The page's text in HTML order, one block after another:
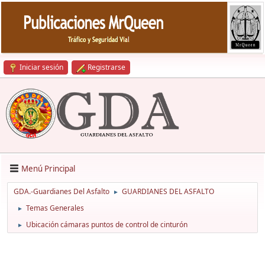
Iniciar sesión Registrarse
Menú Principal
GDA.-Guardianes Del Asfalto ► GUARDIANES DEL ASFALTO
► Temas Generales
► Ubicación cámaras puntos de control de cinturón